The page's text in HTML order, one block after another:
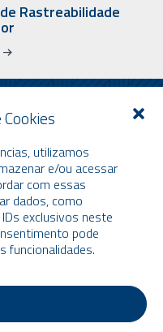
utilizamos
e/ou acessar
com essas
dados, como
exclusivos neste
pode
funcionalidades.
Rastreabilidade
INFORMATIVO
OPTEL, nossos próximos
é enviado apenas em